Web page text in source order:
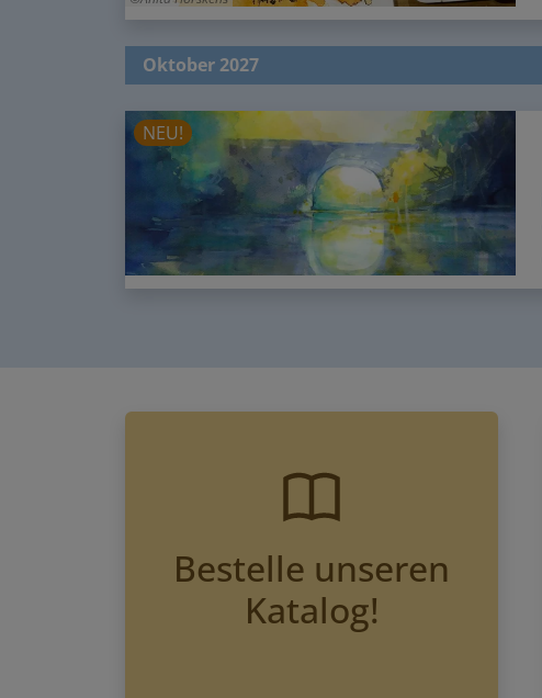
Oktober 2027
NEU!
Bestelle unseren
Katalog!